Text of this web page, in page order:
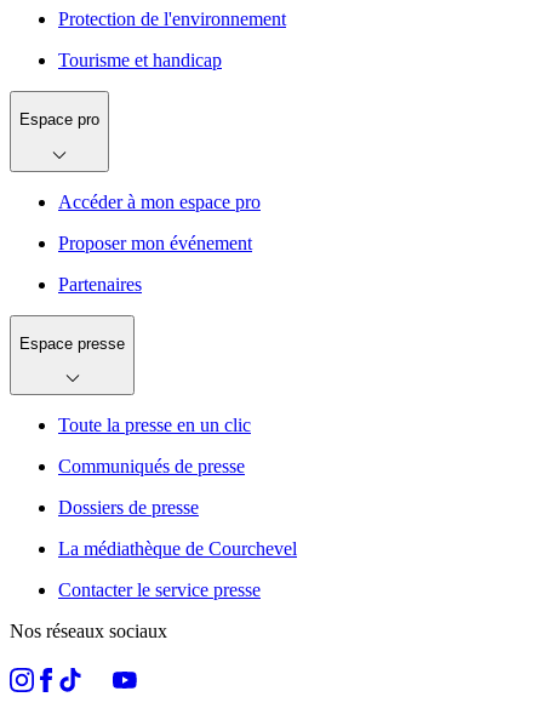
Protection de l'environnement
Tourisme et handicap
Espace pro
Accéder à mon espace pro
Proposer mon événement
Partenaires
Espace presse
Toute la presse en un clic
Communiqués de presse
Dossiers de presse
La médiathèque de Courchevel
Contacter le service presse
Nos réseaux sociaux